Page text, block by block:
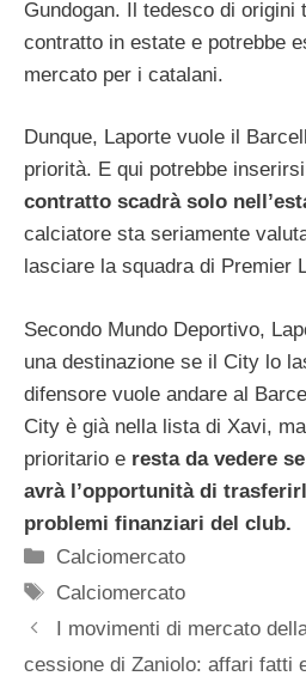
Gundogan. Il tedesco di origini
contratto in estate e potrebbe
mercato per i catalani.
Dunque, Laporte vuole il
priorità. E qui potrebbe
contratto scadrà solo
calciatore sta seriamente
lasciare la squadra di Premier
Secondo Mundo Deportivo,
una destinazione se il City lo
difensore vuole andare al
City è già nella lista di Xavi,
prioritario e resta da vedere
avrà l’opportunità di
problemi finanziari del club.
Categorie
Calciomercato
Tag
Calciomercato
I movimenti di mercato
cessione di Zaniolo: affari fatti